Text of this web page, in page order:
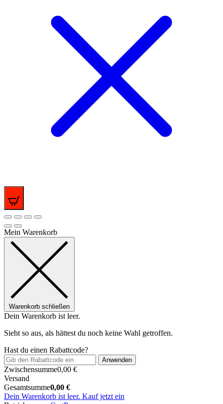
Mein Warenkorb
Warenkorb schließen
Dein Warenkorb ist leer.
Sieht so aus, als hättest du noch keine Wahl getroffen.
Hast du einen Rabattcode?
Anwenden
Zwischensumme0,00 €
Versand
Gesamtsumme0,00 €
Dein Warenkorb ist leer. Kauf jetzt ein